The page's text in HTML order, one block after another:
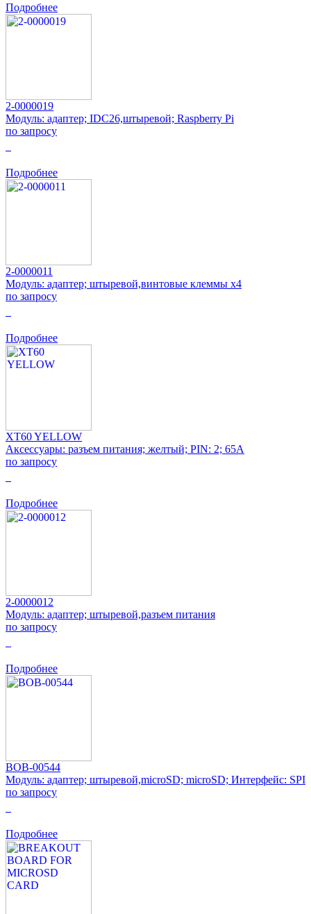
Подробнее
2-0000019
Модуль: адаптер; IDC26,штыревой; Raspberry Pi
по запросу
Подробнее
2-0000011
Модуль: адаптер; штыревой,винтовые клеммы x4
по запросу
Подробнее
XT60 YELLOW
Аксессуары: разъем питания; желтый; PIN: 2; 65А
по запросу
Подробнее
2-0000012
Модуль: адаптер; штыревой,разъем питания
по запросу
Подробнее
BOB-00544
Модуль: адаптер; штыревой,microSD; microSD; Интерфейс: SPI
по запросу
Подробнее